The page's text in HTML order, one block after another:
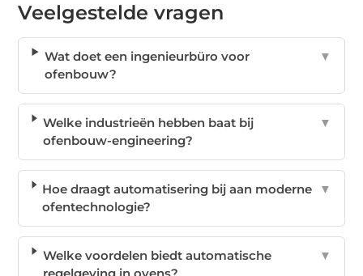
Veelgestelde vragen
Wat doet een ingenieurbüro voor
ofenbouw?
▼
Welke industrieën hebben baat bij
ofenbouw-engineering?
▼
Hoe draagt automatisering bij aan moderne
ofentechnologie?
▼
Welke voordelen biedt automatische
▼